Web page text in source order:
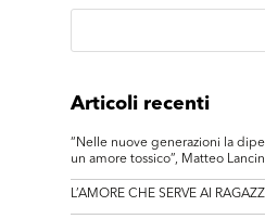
Articoli recenti
“Nelle nuove generazioni la
un amore tossico”, Matteo
L’AMORE CHE SERVE AI